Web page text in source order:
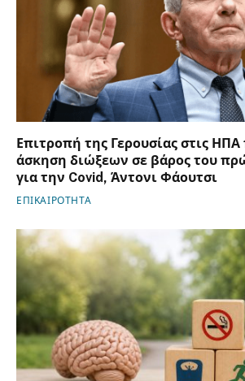
Επιτροπή της Γερουσίας στις ΗΠΑ
άσκηση διώξεων σε βάρος του
για την Covid, Άντονι Φάουτσι
ΕΠΙΚΑΙΡΟΤΗΤΑ